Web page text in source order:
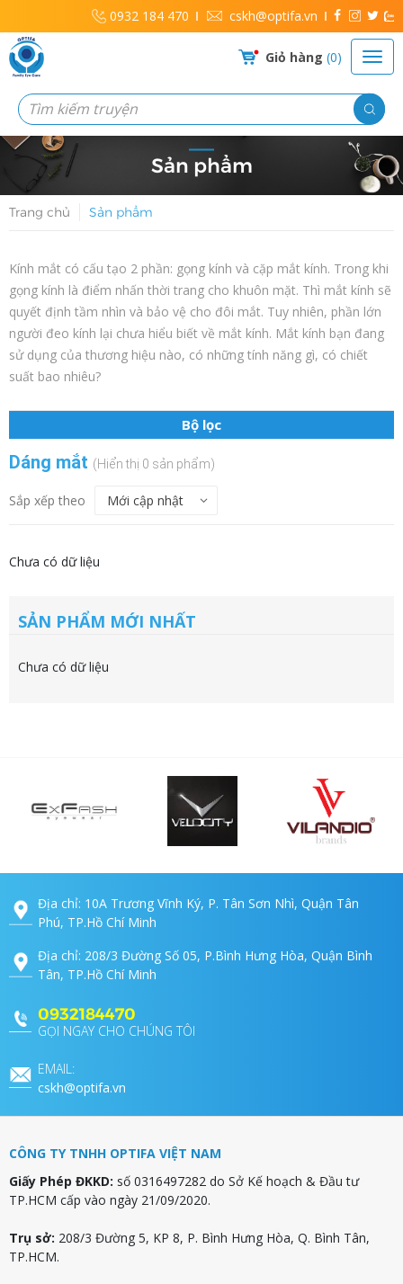
0932 184 470 cskh@optifa.vn
Giỏ hàng 0
Sản phẩm
Trang chủ Sản phẩm
Kính mắt có cấu tạo 2 phần: gọng kính và cặp mắt kính. Trong khi
gọng kính là điểm nhấn thời trang cho khuôn mặt. Thì mắt kính sẽ
quyết định tầm nhìn và bảo vệ cho đôi mắt. Tuy nhiên, phần lớn
người đeo kính lại chưa hiểu biết về mắt kính. Mắt kính bạn đang
sử dụng của thương hiệu nào, có những tính năng gì, có chiết
suất bao nhiêu?
Bộ lọc
Dáng mắt (Hiển thị 0 sản phẩm)
Sắp xếp theo
Chưa có dữ liệu
SẢN PHẨM MỚI NHẤT
Chưa có dữ liệu
Địa chỉ: 10A Trương Vĩnh Ký, P. Tân Sơn Nhì, Quận Tân
Phú, TP.Hồ Chí Minh
Địa chỉ: 208/3 Đường Số 05, P.Bình Hưng Hòa, Quận Bình
Tân, TP.Hồ Chí Minh
0932184470
GỌI NGAY CHO CHÚNG TÔI
EMAIL:
cskh@optifa.vn
CÔNG TY TNHH OPTIFA VIỆT NAM
Giấy Phép ĐKKD: số 0316497282 do Sở Kế hoạch & Đầu tư
TP.HCM cấp vào ngày 21/09/2020.
Trụ sở: 208/3 Đường 5, KP 8, P. Bình Hưng Hòa, Q. Bình Tân,
TP.HCM.